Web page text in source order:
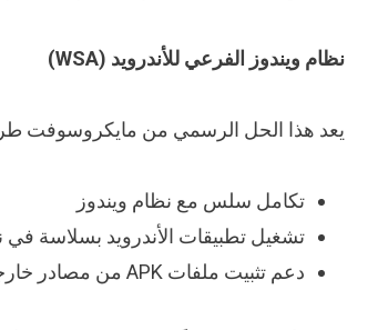
نظام ويندوز الفرعي للأندرويد (WSA)
يعد هذا الحل الرسمي من مايكروسوفت طريقة
تكامل سلس مع نظام ويندوز
تشغيل تطبيقات الأندرويد بسلاسة في
دعم تثبيت ملفات APK من مصادر خارجية